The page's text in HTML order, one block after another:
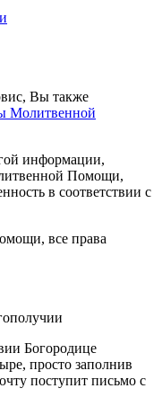
Вы также
Молитвенной
информации,
Помощи,
в соответствии с
все права
Богородице
просто заполнив
поступит письмо с